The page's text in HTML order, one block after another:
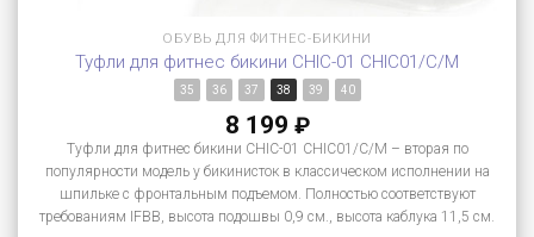
ОБУВЬ ДЛЯ ФИТНЕС-БИКИНИ
Туфли для фитнес бикини CHIC-01 CHIC01/C/M
35 36 37 38 39 40
8 199 ₽
Туфли для фитнес бикини CHIC-01 CHIC01/C/M – вторая по
популярности модель у бикинисток в классическом исполнении на
шпильке с фронтальным подъемом. Полностью соответствуют
требованиям IFBB, высота подошвы 0,9 см., высота каблука 11,5 см.